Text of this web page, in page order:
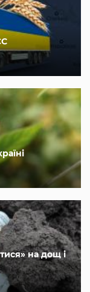
на дощ і